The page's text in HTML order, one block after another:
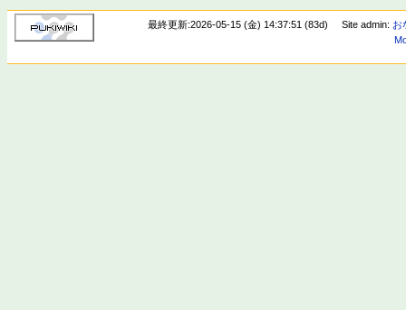
最終更新:2026-05-15 (金) 14:37:51 (83d) Site admin: お